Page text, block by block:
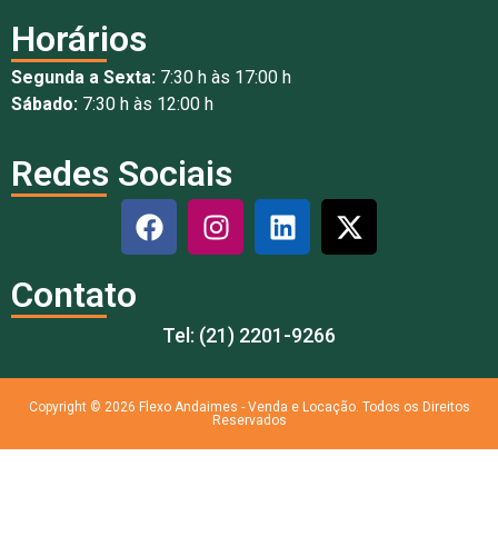
Horários
Segunda a Sexta: 7:30 h às 17:00 h
Sábado: 7:30 h às 12:00 h
Redes Sociais
Contato
Tel: (21) 2201-9266
Copyright © 2026 Flexo Andaimes - Venda e Locação. Todos os Direitos
Reservados